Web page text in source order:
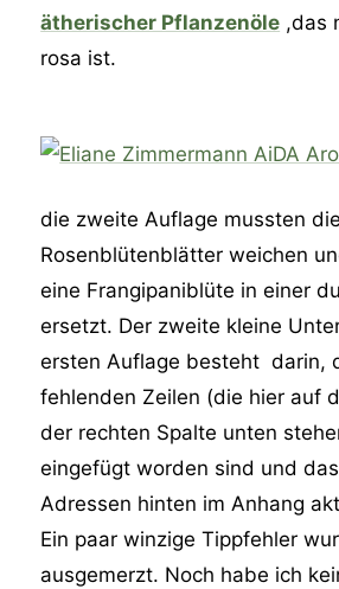
ätherischer Pflanzenöle ,das
rosa ist.
die zweite Auflage mussten
Rosenblütenblätter weichen
eine Frangipaniblüte in einer
ersetzt. Der zweite kleine
ersten Auflage besteht darin,
fehlenden Zeilen (die hier auf
der rechten Spalte unten
eingefügt worden sind und
Adressen hinten im Anhang
Ein paar winzige Tippfehler
ausgemerzt. Noch habe ich